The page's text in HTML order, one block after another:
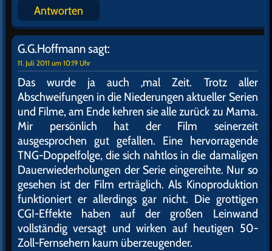
Antworten
G.G.Hoffmannsagt:
11. Juli 2011 um 10:19 Uhr
Das wurde ja auch ‚mal Zeit. Trotz aller
Abschweifungen in die Niederungen aktueller Serien
und Filme, am Ende kehren sie alle zurück zu Mama.
Mir persönlich hat der Film seinerzeit
ausgesprochen gut gefallen. Eine hervorragende
TNG-Doppelfolge, die sich nahtlos in die damaligen
Dauerwiederholungen der Serie eingereihte. Nur so
gesehen ist der Film erträglich. Als Kinoproduktion
funktioniert er allerdings gar nicht. Die grottigen
CGI-Effekte haben auf der großen Leinwand
vollständig versagt und wirken auf heutigen 50-
Zoll-Fernsehern kaum überzeugender.